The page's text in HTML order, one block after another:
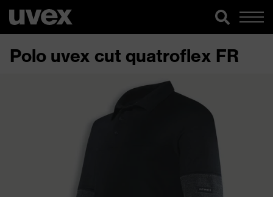
Polo uvex cut quatroflex FR